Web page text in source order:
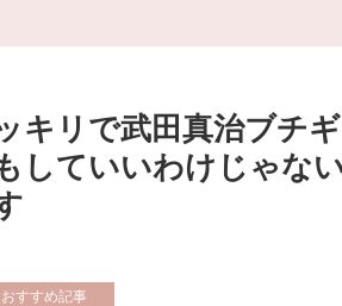
キリで武田真治ブチ
していいわけじゃな
おすすめ記事